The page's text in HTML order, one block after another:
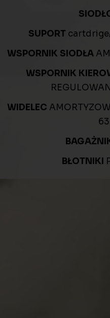
SUPORT
WSPORNIK SIODŁA
WSPORNIK
WIDELEC
BŁOTNIKI